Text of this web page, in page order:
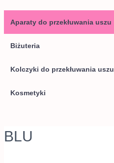
Aparaty do przekłuwania uszu
Biżuteria
Kolczyki do przekłuwania uszu
Kosmetyki
BLU